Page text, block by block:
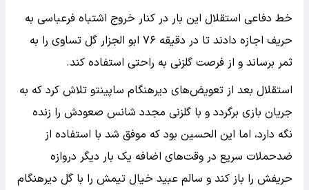
خط دفاعی استقلال این بار در کنار خروج اشتباه فرعباسی به
حریف اجازه دادند تا در دقیقه ۷۶ ابو الجزار گل تساوی را به
ثمر برساند و از فرصت گلزنی به راحتی استفاده کند.
استقلال بعد از تعویض‌های دیرهنگام ساپینتو تلاش کرد که به
جریان بازی برگردد و با گلزنی مجدد شانس صعودش را زنده
نگه دارد، اما این الحسین بود که موفق شد با استفاده از
ضدحملات سریع در وقت‌های اضافه یک بار دیگر دروازه
حریفش را باز کند و سالم عبید خیال تیمش را با گل دیرهنگام